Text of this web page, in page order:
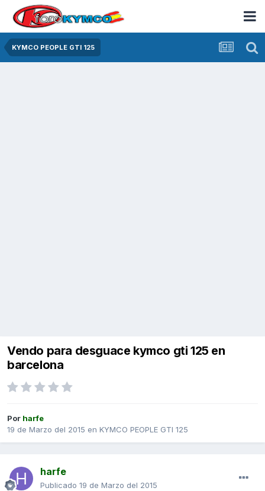
KYMCO PEOPLE GTI 125
Vendo para desguace kymco gti 125 en
barcelona
Por harfe
19 de Marzo del 2015 en KYMCO PEOPLE GTI 125
harfe
Publicado 19 de Marzo del 2015